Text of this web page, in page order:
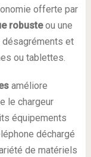
offerte par
robusteou une
désagréments et
ou tablettes.
améliore
le chargeur
équipements
déchargé
de matériels